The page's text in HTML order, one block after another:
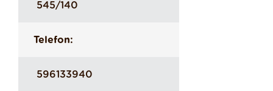
545/140
Telefon:
596133940